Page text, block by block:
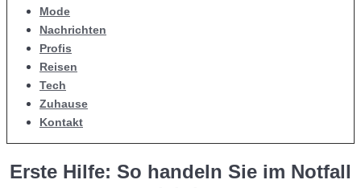
Mode
Nachrichten
Profis
Reisen
Tech
Zuhause
Kontakt
Erste Hilfe: So handeln Sie im Notfall